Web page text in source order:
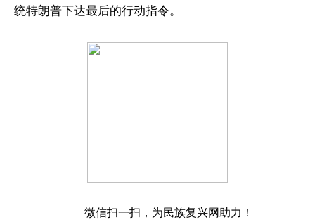
统特朗普下达最后的行动指令。
微信扫一扫，为民族复兴网助力！